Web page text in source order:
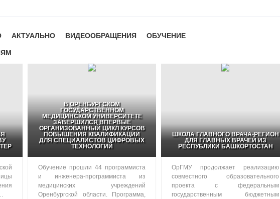
АКТУАЛЬНО ВИДЕООБРАЩЕНИЯ ОБУЧЕНИЕ
В ОРЕНБУРГСКОМ
ГОСУДАРСТВЕННОМ
МЕДИЦИНСКОМ УНИВЕРСИТЕТЕ
ЗАВЕРШИЛСЯ ВПЕРВЫЕ
ОРГАНИЗОВАННЫЙ ЦИКЛ КУРСОВ
ПОВЫШЕНИЯ КВАЛИФИКАЦИИ
ДЛЯ СПЕЦИАЛИСТОВ ЦИФРОВЫХ
ТЕХНОЛОГИЙ
Обучение прошли 44 программиста
и инженера-программиста из
медицинских учреждений
Оренбургской области. Программа,
ШКОЛА ГЛАВНОГО ВРАЧА-РЕГИОН
ДЛЯ ГЛАВНЫХ ВРАЧЕЙ ИЗ
РЕСПУБЛИКИ БАШКОРТОСТАН
ОрГМУ продолжает реализацию
совместного образовательного
проекта с федеральным
государственным бюджетным